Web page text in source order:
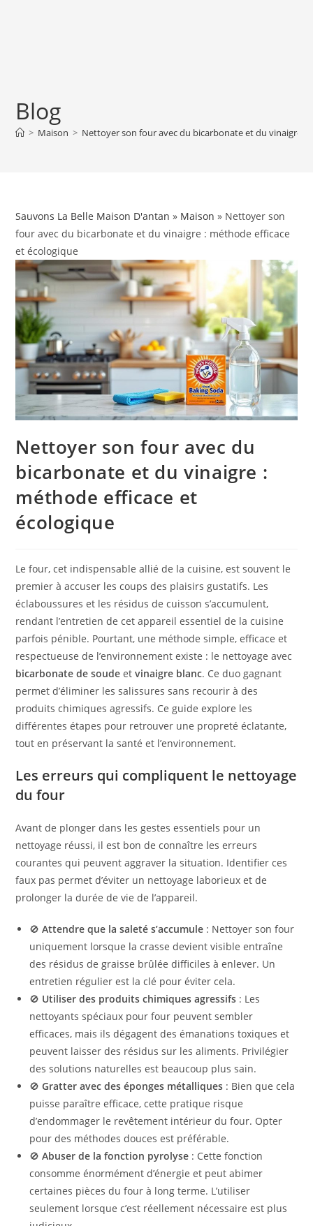
Blog
> Maison > Nettoyer son four avec du bicarbonate et du vinaigre :
Sauvons La Belle Maison D'antan » Maison » Nettoyer son
four avec du bicarbonate et du vinaigre : méthode efficace
et écologique
Nettoyer son four avec du
bicarbonate et du vinaigre :
méthode efficace et
écologique
Le four, cet indispensable allié de la cuisine, est souvent le
premier à accuser les coups des plaisirs gustatifs. Les
éclaboussures et les résidus de cuisson s’accumulent,
rendant l’entretien de cet appareil essentiel de la cuisine
parfois pénible. Pourtant, une méthode simple, efficace et
respectueuse de l’environnement existe : le nettoyage avec
bicarbonate de soude etvinaigre blanc. Ce duo gagnant
permet d’éliminer les salissures sans recourir à des
produits chimiques agressifs. Ce guide explore les
différentes étapes pour retrouver une propreté éclatante,
tout en préservant la santé et l’environnement.
Les erreurs qui compliquent le nettoyage
du four
Avant de plonger dans les gestes essentiels pour un
nettoyage réussi, il est bon de connaître les erreurs
courantes qui peuvent aggraver la situation. Identifier ces
faux pas permet d’éviter un nettoyage laborieux et de
prolonger la durée de vie de l’appareil.
🚫Attendre que la saleté s’accumule : Nettoyer son four
uniquement lorsque la crasse devient visible entraîne
des résidus de graisse brûlée difficiles à enlever. Un
entretien régulier est la clé pour éviter cela.
🚫 Utiliser des produits chimiques agressifs : Les
nettoyants spéciaux pour four peuvent sembler
efficaces, mais ils dégagent des émanations toxiques et
peuvent laisser des résidus sur les aliments. Privilégier
des solutions naturelles est beaucoup plus sain.
🚫Gratter avec des éponges métalliques : Bien que cela
puisse paraître efficace, cette pratique risque
d’endommager le revêtement intérieur du four. Opter
pour des méthodes douces est préférable.
🚫Abuser de la fonction pyrolyse : Cette fonction
consomme énormément d’énergie et peut abimer
certaines pièces du four à long terme. L’utiliser
seulement lorsque c’est réellement nécessaire est plus